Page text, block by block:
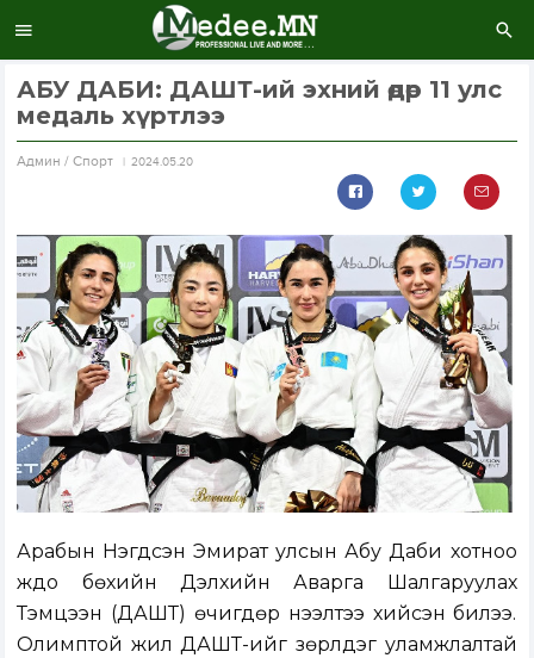
АБУ ДАБИ: ДАШТ-ий эхний өдөр 11 улс
медаль хүртлээ
Aдмин / Спорт 2024.05.20
Арабын Нэгдсэн Эмират улсын Абу Даби хотноо
жүдо бөхийн Дэлхийн Аварга Шалгаруулах
Тэмцээн (ДАШТ) өчигдөр нээлтээ хийсэн билээ.
Олимптой жил ДАШТ-ийг зөрүүлдэг уламжлалтай